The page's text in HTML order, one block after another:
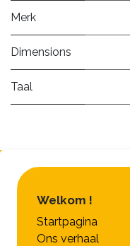
Merk
Dimensions
Taal
Welkom !
Startpagina
Ons verhaal